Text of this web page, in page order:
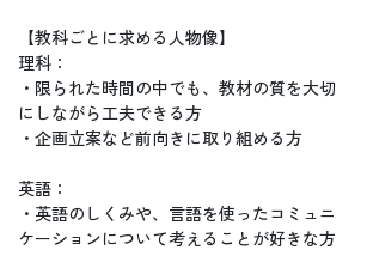
【教科ごとに求める人物像】
理科：
・限られた時間の中でも、教材の質を大切
にしながら工夫できる方
・企画立案など前向きに取り組める方
英語：
・英語のしくみや、言語を使ったコミュニ
ケーションについて考えることが好きな方